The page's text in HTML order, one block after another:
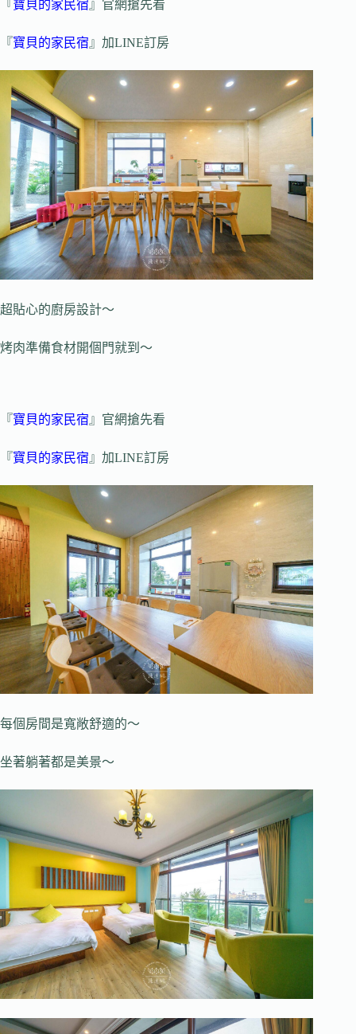
『 寶貝的家民宿 』官網搶先看
『寶貝的家民宿 』加LINE訂房
超貼心的廚房設計～
烤肉準備食材開個門就到～
『寶貝的家民宿 』官網搶先看
『寶貝的家民宿 』加LINE訂房
每個房間是寬敞舒適的～
坐著躺著都是美景～